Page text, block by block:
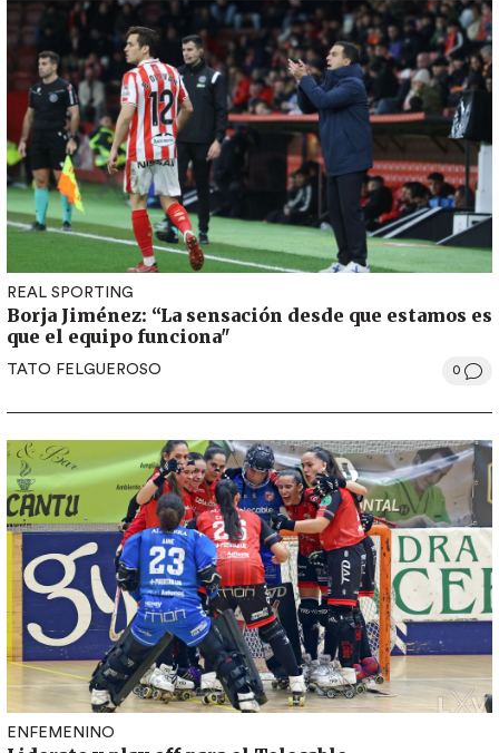
REAL SPORTING
Borja Jiménez: “La sensación desde que estamos es
que el equipo funciona"
TATO FELGUEROSO 0
ENFEMENINO